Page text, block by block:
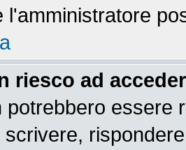
l'amministratore
riesco ad
potrebbero essere
scrivere,